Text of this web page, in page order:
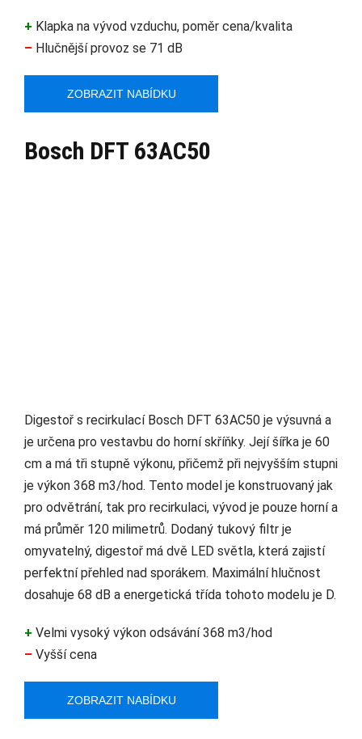
+ Klapka na vývod vzduchu, poměr cena/kvalita
– Hlučnější provoz se 71 dB
ZOBRAZIT NABÍDKU
Bosch DFT 63AC50
Digestoř s recirkulací Bosch DFT 63AC50 je výsuvná a
je určena pro vestavbu do horní skříňky. Její šířka je 60
cm a má tři stupně výkonu, přičemž při nejvyšším stupni
je výkon 368 m3/hod. Tento model je konstruovaný jak
pro odvětrání, tak pro recirkulaci, vývod je pouze horní a
má průměr 120 milimetrů. Dodaný tukový filtr je
omyvatelný, digestoř má dvě LED světla, která zajistí
perfektní přehled nad sporákem. Maximální hlučnost
dosahuje 68 dB a energetická třída tohoto modelu je D.
+ Velmi vysoký výkon odsávání 368 m3/hod
– Vyšší cena
ZOBRAZIT NABÍDKU